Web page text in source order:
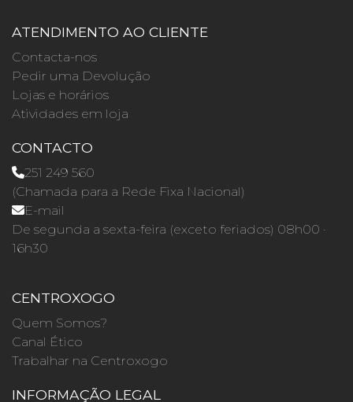
ATENDIMENTO AO CLIENTE
Contacta-nos
Pedir uma Devolução
Lojas e horários
Atividades em loja
CONTACTO
251 249 560
(Chamada para a Rede Fixa Nacional)
E-mail
De segunda a sexta-feira (exceto feriados) 08h00 ·
16h30
CENTROXOGO
Quem Somos?
Canal Ético
Trabalhar na Centroxogo
INFORMAÇÃO LEGAL